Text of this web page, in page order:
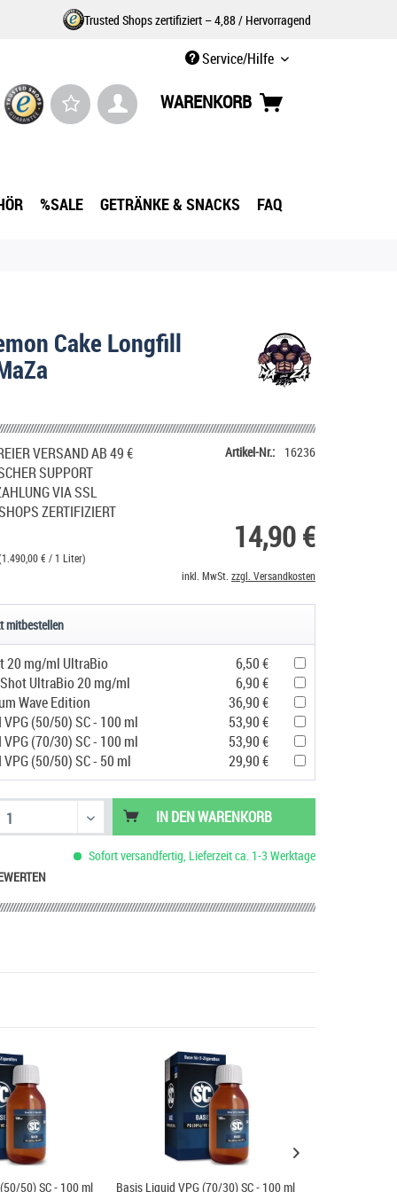
Trusted Shops zertifiziert – 4,88 / Hervorragend
Service/Hilfe
WARENKORB
%SALE GETRÄNKE & SNACKS FAQ
Cake Longfill
VERSAND AB 49 €
SUPPORT
VIA SSL
ZERTIFIZIERT
Artikel-Nr.: 16236
14,90 €
€ / 1 Liter)
inkl. MwSt. zzgl. Versandkosten
mitbestellen
20 mg/ml UltraBio
6,50 €
UltraBio 20 mg/ml
6,90 €
Wave Edition
36,90 €
(50/50) SC - 100 ml
53,90 €
(70/30) SC - 100 ml
53,90 €
(50/50) SC - 50 ml
29,90 €
IN DENWARENKORB
Sofort versandfertig, Lieferzeit ca. 1-3 Werktage
50) SC - 100 ml Basis Liquid VPG (70/30) SC - 100 ml